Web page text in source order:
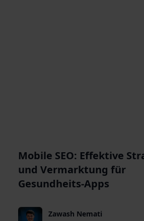
Mobile SEO: Effektive
und Vermarktung für
Gesundheits-Apps
Zawash Nemati